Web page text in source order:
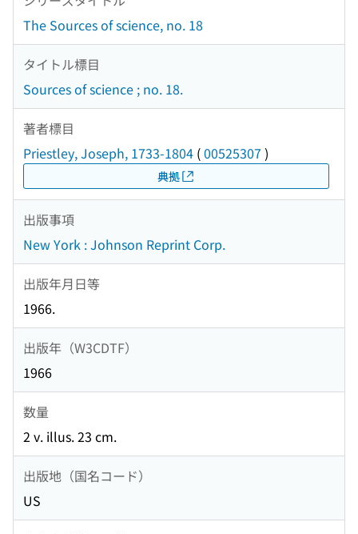
The Sources of science, no. 18
タイトル標目
Sources of science ; no. 18.
著者標目
Priestley, Joseph, 1733-1804 (00525307 )
典拠
出版事項
New York : Johnson Reprint Corp.
出版年月日等
1966.
出版年（W3CDTF）
1966
数量
2 v. illus. 23 cm.
出版地（国名コード）
US